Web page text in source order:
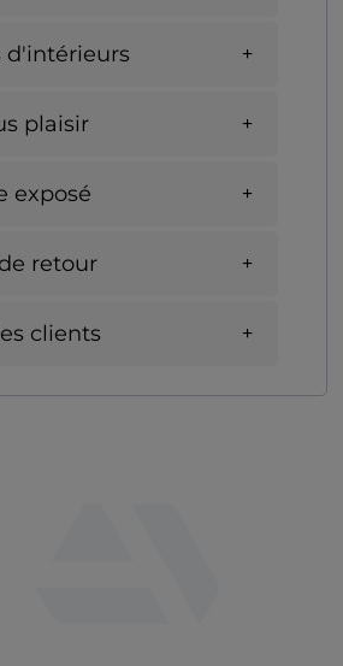
d'intérieurs
plaisir
exposé
retour
clients